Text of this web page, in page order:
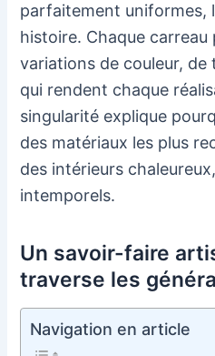
parfaitement uniformes,
histoire. Chaque carreau
variations de couleur,
qui rendent chaque
singularité explique
des matériaux les plus
des intérieurs
intemporels.
Un savoir-faire
traverse les
Navigation en article